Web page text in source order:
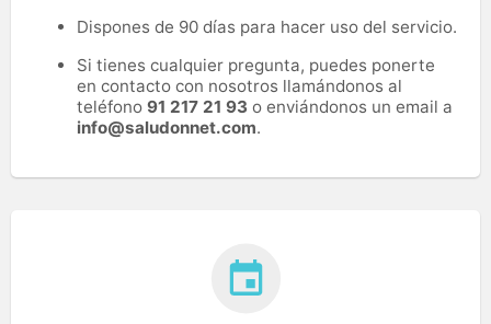
Dispones de 90 días para hacer uso del servicio.
Si tienes cualquier pregunta, puedes ponerte
en contacto con nosotros llamándonos al
teléfono 91 217 21 93 o enviándonos un email a
info@saludonnet.com.